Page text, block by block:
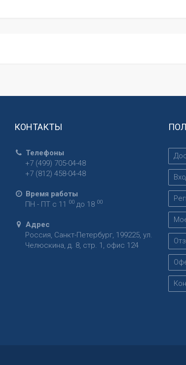
КОНТАКТЫ
Телефоны
+7 (499) 705-04-48
+7 (812) 458-04-48
Время работы
ПН - ПТ с 11
00до 18 00
Адрес
Россия, Санкт-Петербург, 199225, ул.
Челюскина, д. 8, стр. 1, офис 124